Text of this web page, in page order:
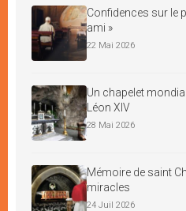
Confidences sur le
ami »
22 Mai 2026
Un chapelet
Léon XIV
28 Mai 2026
Mémoire de saint
miracles
24 Juil 2026